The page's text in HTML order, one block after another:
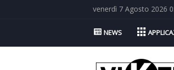
venerdì 7 Agosto 2026
NEWS
Viktec.net